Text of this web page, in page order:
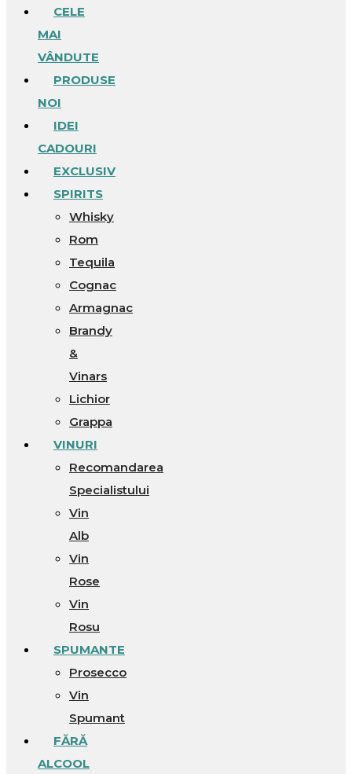
CELE
MAI
VÂNDUTE
PRODUSE
NOI
IDEI
CADOURI
EXCLUSIV
SPIRITS
Whisky
Rom
Tequila
Cognac
Armagnac
Brandy
&
Vinars
Lichior
Grappa
VINURI
Recomandarea
Specialistului
Vin
Alb
Vin
Rose
Vin
Rosu
SPUMANTE
Prosecco
Vin
Spumant
FĂRĂ
ALCOOL